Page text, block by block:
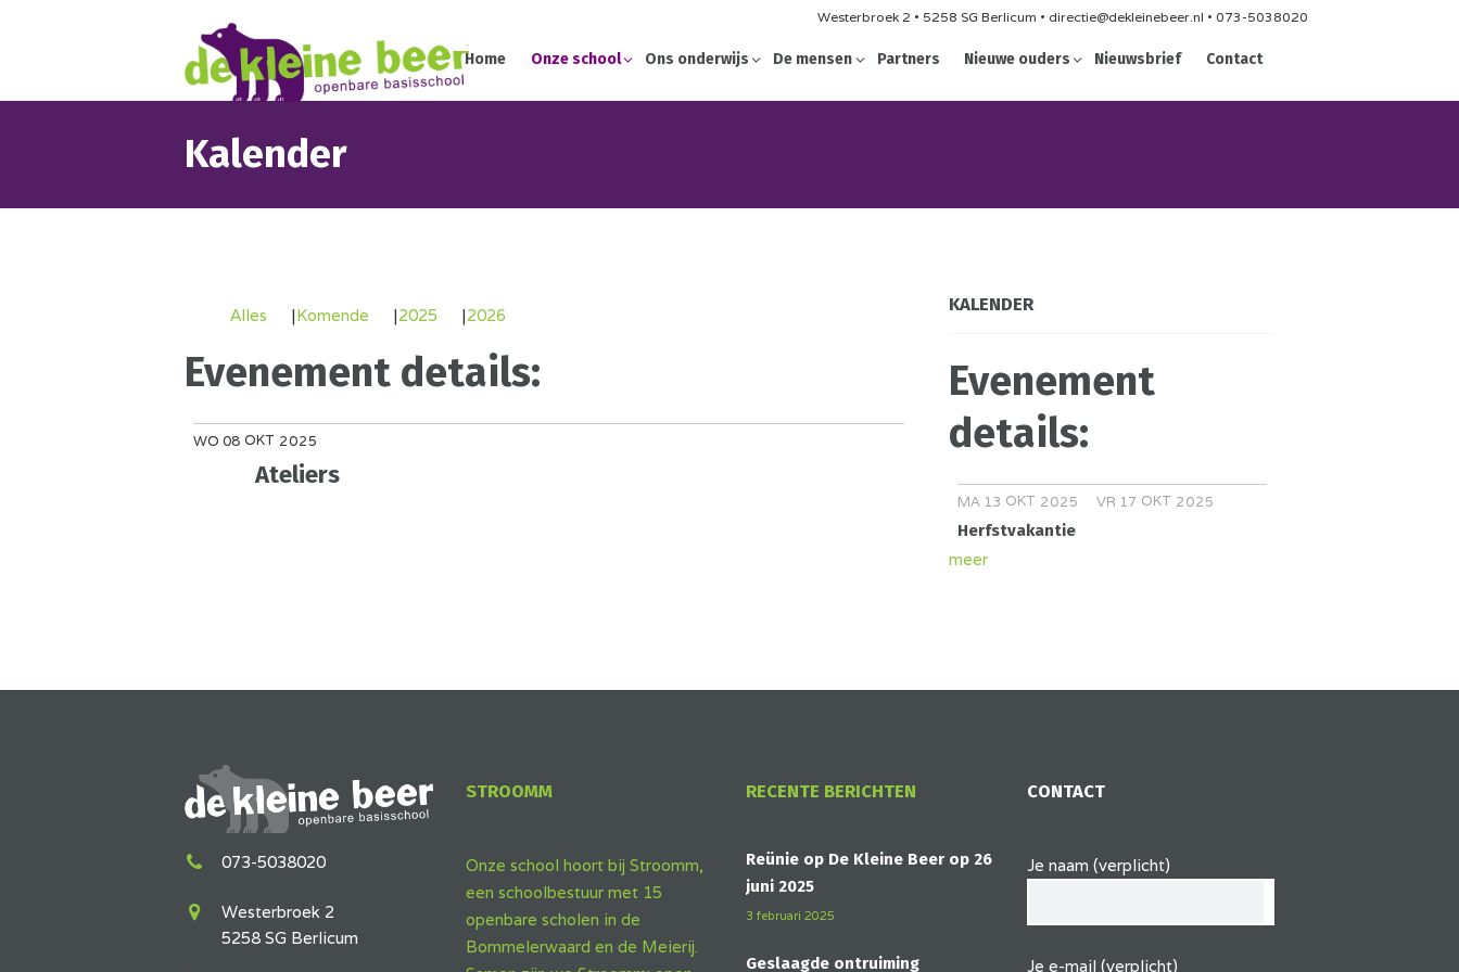
Westerbroek 2 • 5258 SG Berlicum • directie@dekleinebeer.nl • 073-5038020
Home Onze school Ons onderwijs De mensen Partners Nieuwe ouders Nieuwsbrief Contact
Kalender
Alles Komende 2025 2026
Evenement details:
WO 08 OKT 2025
Ateliers
KALENDER
Evenement
details:
MA 13 OKT 2025 VR 17 OKT 2025
Herfstvakantie
meer
073-5038020
Westerbroek 2
5258 SG Berlicum
STROOMM
Onze school hoort bij Stroomm,
een schoolbestuur met 15
openbare scholen in de
Bommelerwaard en de Meierij.
RECENTE BERICHTEN
Reünie op De Kleine Beer op 26
juni 2025
3 februari 2025
Geslaagde ontruiming
CONTACT
Je naam (verplicht)
Je e-mail (verplicht)